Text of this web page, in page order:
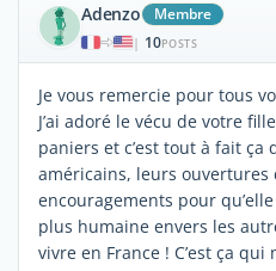
Adenzo Membre
| 10POSTS
Je vous remercie pour tous
J’ai adoré le vécu de votre
paniers et c’est tout à fait ça
américains, leurs ouvertures
encouragements pour
plus humaine envers les
vivre en France ! C’est ça qui